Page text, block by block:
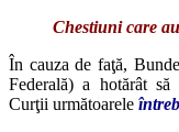
Chestiuni care
În cauza de faţă,
Federală) a hotărât să
Curţii următoarele